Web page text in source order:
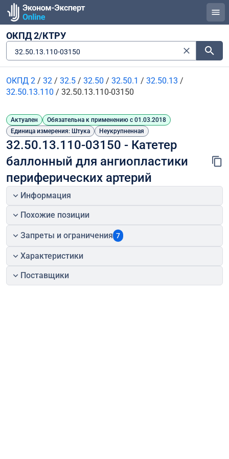
ОКПД 2/КТРУ
32.50.13.110-03150
ОКПД 2 / 32 / 32.5 / 32.50 / 32.50.1 / 32.50.13 /
32.50.13.110 / 32.50.13.110-03150
Актуален
Обязательна к применению с 01.03.2018
Единица измерения: Штука
Неукрупненная
32.50.13.110-03150 - Катетер
баллонный для ангиопластики
периферических артерий
Информация
Похожие позиции
Запреты и ограничения 7
Характеристики
Поставщики